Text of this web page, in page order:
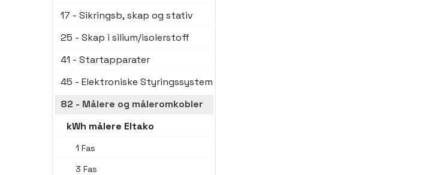
17 - Sikringsb, skap og stativ
25 - Skap i silium/isolerstoff
41 - Startapparater
45 - Elektroniske Styringssystem
82 - Målere og måleromkobler
kWh målere Eltako
1 Fas
3 Fas